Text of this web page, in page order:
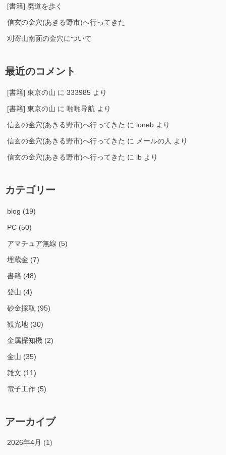
[書籍] 廃道を歩く
信玄の金穴(あきる野市)へ行ってきた
刈寄山南面の金穴について
最近のコメント
[書籍] 東京の山 に 333985 より
[書籍] 東京の山 に 啪啪导航 より
信玄の金穴(あきる野市)へ行ってきた に loneb より
信玄の金穴(あきる野市)へ行ってきた に メールの人 より
信玄の金穴(あきる野市)へ行ってきた に lb より
カテゴリー
blog (19)
PC (50)
アマチュア無線 (5)
埋蔵金 (7)
書籍 (48)
登山 (4)
砂金採取 (95)
観光地 (30)
金属探知機 (2)
金山 (35)
雑文 (11)
電子工作 (5)
アーカイブ
2026年4月 (1)